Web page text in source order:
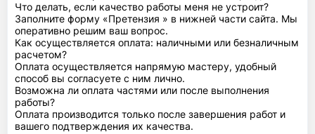
Что делать, если качество работы меня не устроит?
Заполните форму «Претензия » в нижней части сайта. Мы
оперативно решим ваш вопрос.
Как осуществляется оплата: наличными или безналичным
расчетом?
Оплата осуществляется напрямую мастеру, удобный
способ вы согласуете с ним лично.
Возможна ли оплата частями или после выполнения
работы?
Оплата производится только после завершения работ и
вашего подтверждения их качества.